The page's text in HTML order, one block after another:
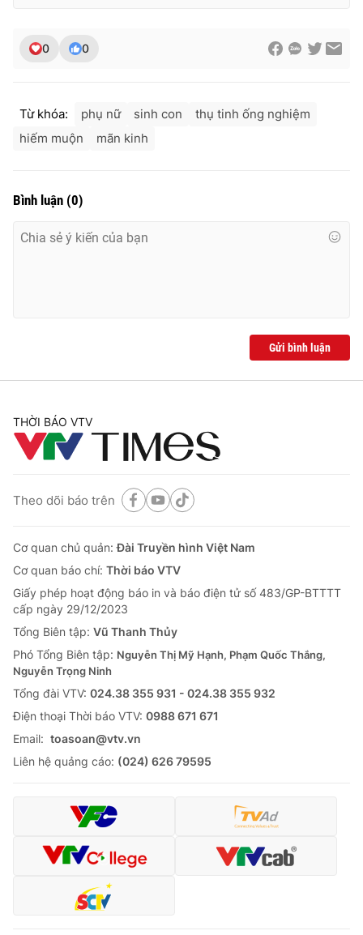
0 0
Từ khóa: phụ nữ sinh con
thụ tinh ống nghiệm
hiếm muộn
mãn kinh
Bình luận (0)
Gửi bình luận
THỜI BÁO VTV
Theo dõi báo trên
Cơ quan chủ quản:Đài Truyền hình Việt Nam
Cơ quan báo chí: Thời báo VTV
Giấy phép hoạt động báo in và báo điện tử số 483/GP-BTTTT
cấp ngày 29/12/2023
Tổng Biên tập: Vũ Thanh Thủy
Phó Tổng Biên tập: Nguyễn Thị Mỹ Hạnh, Phạm Quốc Thắng,
Nguyễn Trọng Ninh
Tổng đài VTV: 024.38 355 931 - 024.38 355 932
Ðiện thoại Thời báo VTV: 0988 671 671
Email: toasoan@vtv.vn
Liên hệ quảng cáo: (024) 626 79595